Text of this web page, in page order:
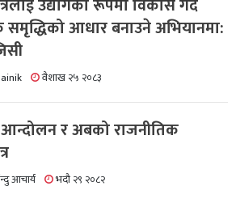
उद्योगको रूपमा विकास गर्दै
आधार बनाउने अभियानमा:
वैशाख २५ २०८३
र अबको राजनीतिक
आचार्य भदौ २९ २०८२